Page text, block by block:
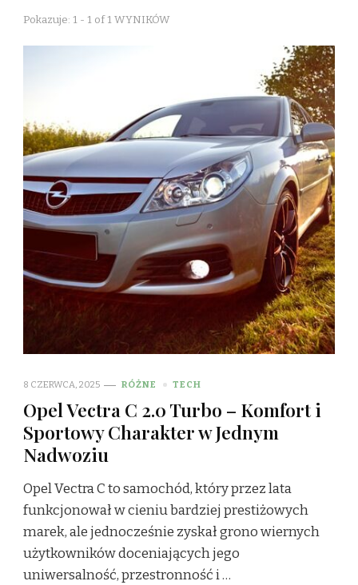
Pokazuje: 1 - 1 of 1 WYNIKÓW
8 CZERWCA, 2025 RÓŻNE TECH
Opel Vectra C 2.0 Turbo – Komfort i
Sportowy Charakter w Jednym
Nadwoziu
Opel Vectra C to samochód, który przez lata
funkcjonował w cieniu bardziej prestiżowych
marek, ale jednocześnie zyskał grono wiernych
użytkowników doceniających jego
uniwersalność, przestronność i …